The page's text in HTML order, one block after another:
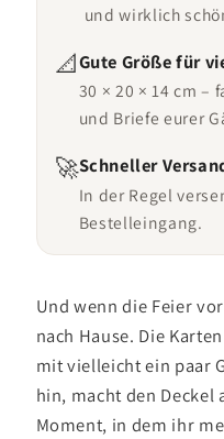
und wirklich
📐Gute Größe für
30 × 20 × 14 cm –
und Briefe eurer
🚀Schneller
In der Regel
Bestelleingang.
Und wenn die Feier
nach Hause. Die
mit vielleicht ein paar
hin, macht den Deckel
Moment, in dem ihr